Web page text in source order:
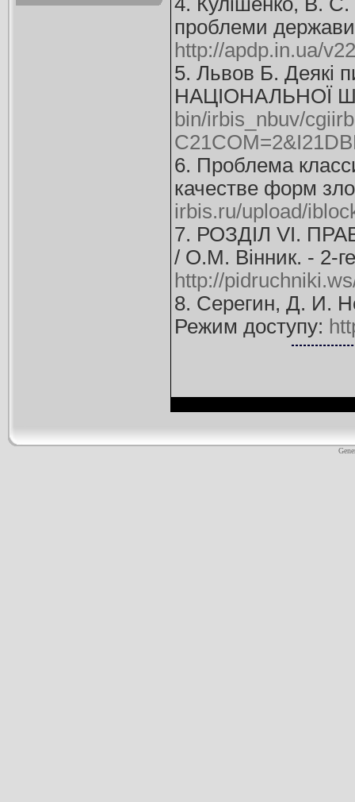
проблеми
http://apdp.in.ua/
5. Львов Б. Деякі
НАЦІОНАЛЬНОЇ
bin/irbis_nbuv/
6. Проблема
качестве форм
irbis.ru/upload/
7. РОЗДІЛ VI.
/ О.М. Вінник. - 2-
http://
8. Серегин, Д. И.
Режим доступу: